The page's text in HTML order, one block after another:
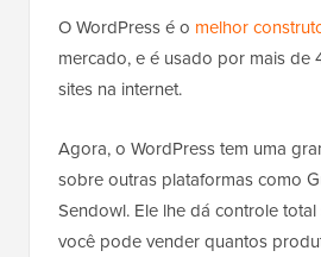
O WordPress é o melhor
mercado, e é usado por mais de
sites na internet.
Agora, o WordPress tem uma
sobre outras plataformas como
Sendowl. Ele lhe dá controle
você pode vender quantos